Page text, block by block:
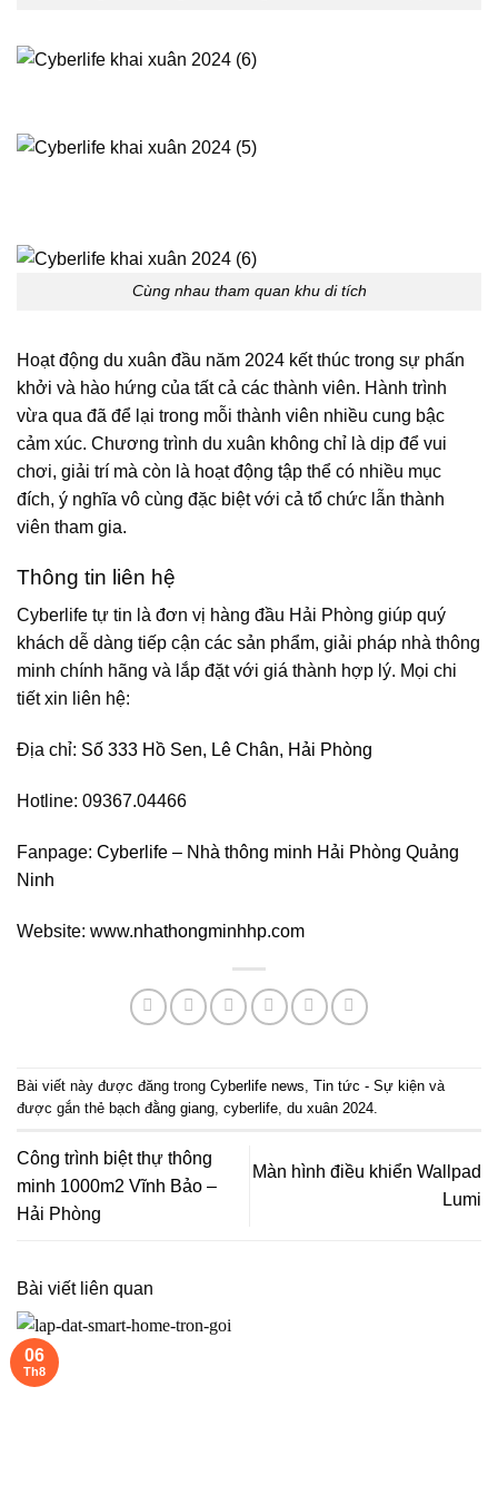
Cùng nhau tham quan khu di tích
Hoạt động du xuân đầu năm 2024 kết thúc trong sự phấn
khởi và hào hứng của tất cả các thành viên. Hành trình
vừa qua đã để lại trong mỗi thành viên nhiều cung bậc
cảm xúc. Chương trình du xuân không chỉ là dịp để vui
chơi, giải trí mà còn là hoạt động tập thể có nhiều mục
đích, ý nghĩa vô cùng đặc biệt với cả tổ chức lẫn thành
viên tham gia.
Thông tin liên hệ
Cyberlife tự tin là đơn vị hàng đầu Hải Phòng giúp quý
khách dễ dàng tiếp cận các sản phẩm, giải pháp nhà thông
minh chính hãng và lắp đặt với giá thành hợp lý. Mọi chi
tiết xin liên hệ:
Địa chỉ: Số 333 Hồ Sen, Lê Chân, Hải Phòng
Hotline: 09367.04466
Fanpage: Cyberlife – Nhà thông minh Hải Phòng Quảng
Ninh
Website: www.nhathongminhhp.com
Bài viết này được đăng trong Cyberlife news Tin tức - Sự kiện và
được gắn thẻ bạch đằng giang cyberlife du xuân 2024
Công trình biệt thự thông
minh 1000m2 Vĩnh Bảo –
Hải Phòng
Màn hình điều khiển Wallpad
Lumi
Bài viết liên quan
06
Th8